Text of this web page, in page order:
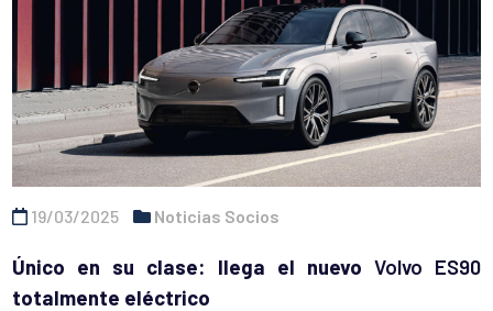
19/03/2025 Noticias Socios
Único en su clase: llega el nuevo Volvo ES90
totalmente eléctrico